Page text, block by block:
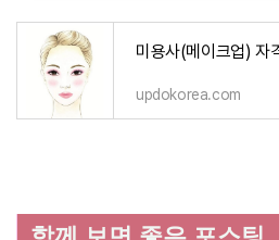
updokorea.com